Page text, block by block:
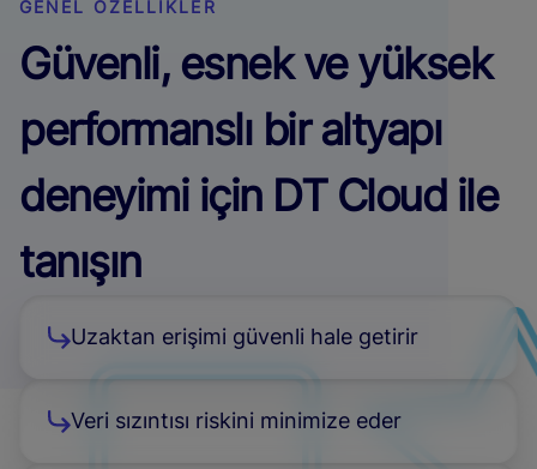
Uzaktan erişimi güvenli hale getirir
Veri sızıntısı riskini minimize eder
GENEL ÖZELLİKLER
Güvenli, esnek ve yüksek
performanslı bir altyapı
deneyimi için DT Cloud ile
tanışın